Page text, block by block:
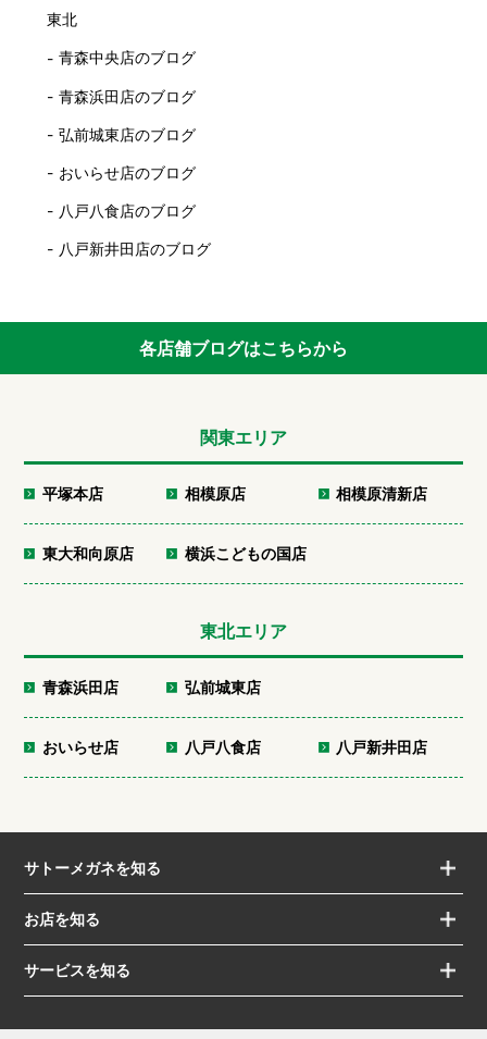
東北
青森中央店のブログ
青森浜田店のブログ
弘前城東店のブログ
おいらせ店のブログ
八戸八食店のブログ
八戸新井田店のブログ
各店舗ブログはこちらから
関東エリア
平塚本店 相模原店 相模原清新店
東大和向原店 横浜こどもの国店
東北エリア
青森浜田店 弘前城東店
おいらせ店 八戸八食店 八戸新井田店
サトーメガネを知る
お店を知る
サービスを知る